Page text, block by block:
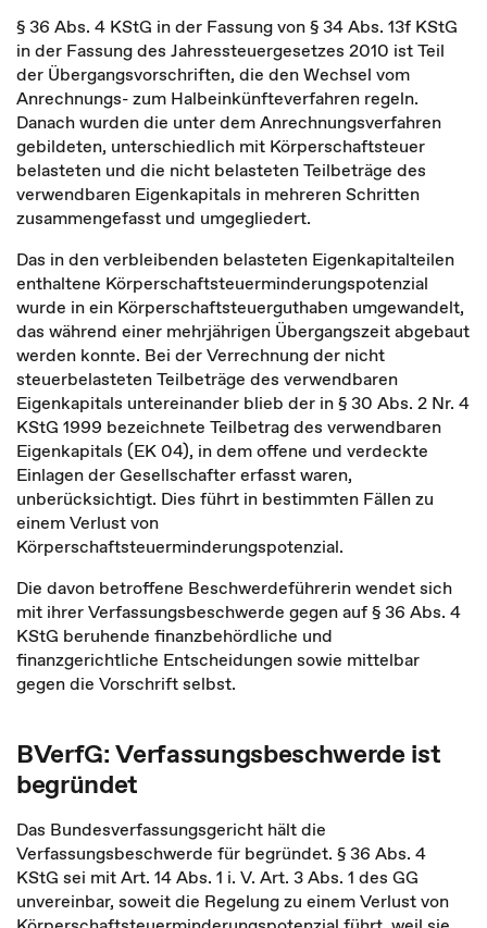
§ 36 Abs. 4 KStG in der Fassung von § 34 Abs. 13f KStG
in der Fassung des Jahressteuergesetzes 2010 ist Teil
der Übergangsvorschriften, die den Wechsel vom
Anrechnungs- zum Halbeinkünfteverfahren regeln.
Danach wurden die unter dem Anrechnungsverfahren
gebildeten, unterschiedlich mit Körperschaftsteuer
belasteten und die nicht belasteten Teilbeträge des
verwendbaren Eigenkapitals in mehreren Schritten
zusammengefasst und umgegliedert.
Das in den verbleibenden belasteten Eigenkapitalteilen
enthaltene Körperschaftsteuerminderungspotenzial
wurde in ein Körperschaftsteuerguthaben umgewandelt,
das während einer mehrjährigen Übergangszeit abgebaut
werden konnte. Bei der Verrechnung der nicht
steuerbelasteten Teilbeträge des verwendbaren
Eigenkapitals untereinander blieb der in § 30 Abs. 2 Nr. 4
KStG 1999 bezeichnete Teilbetrag des verwendbaren
Eigenkapitals (EK 04), in dem offene und verdeckte
Einlagen der Gesellschafter erfasst waren,
unberücksichtigt. Dies führt in bestimmten Fällen zu
einem Verlust von
Körperschaftsteuerminderungspotenzial.
Die davon betroffene Beschwerdeführerin wendet sich
mit ihrer Verfassungsbeschwerde gegen auf § 36 Abs. 4
KStG beruhende finanzbehördliche und
finanzgerichtliche Entscheidungen sowie mittelbar
gegen die Vorschrift selbst.
BVerfG: Verfassungsbeschwerde ist
begründet
Das Bundesverfassungsgericht hält die
Verfassungsbeschwerde für begründet. § 36 Abs. 4
KStG sei mit Art. 14 Abs. 1 i. V. Art. 3 Abs. 1 des GG
unvereinbar, soweit die Regelung zu einem Verlust von